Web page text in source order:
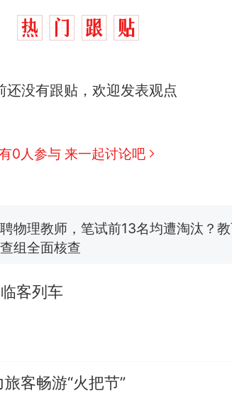
还没有跟贴，欢迎发表观点
0人参与 来一起讨论吧
国小炒肉大王”称号，仅凭视频评出？中
物理教师，笔试前13名均遭淘汰？
组全面核查
放菜刀的女孩，因老师一句“跟我回家
客列车
客畅游“火把节”